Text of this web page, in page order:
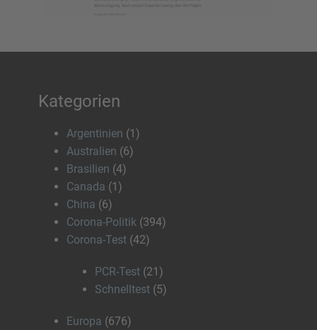
Kategorien
Argentinien (1)
Australien (6)
Brasilien (4)
Canada (1)
China (6)
Corona-Politik (394)
Corona-Test (42)
PCR-Test (21)
Schnelltest (5)
Europa (676)